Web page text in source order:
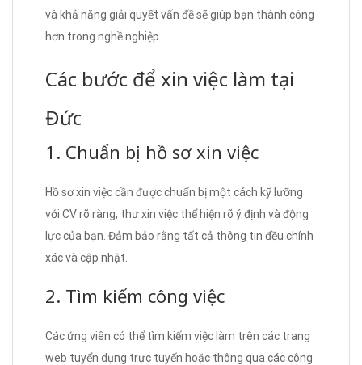
và khả năng giải quyết vấn đề sẽ giúp bạn thành công
hơn trong nghề nghiệp.
Các bước để xin việc làm tại
Đức
1. Chuẩn bị hồ sơ xin việc
Hồ sơ xin việc cần được chuẩn bị một cách kỹ lưỡng
với CV rõ ràng, thư xin việc thể hiện rõ ý định và động
lực của bạn. Đảm bảo rằng tất cả thông tin đều chính
xác và cập nhật.
2. Tìm kiếm công việc
Các ứng viên có thể tìm kiếm việc làm trên các trang
web tuyển dụng trực tuyến hoặc thông qua các công